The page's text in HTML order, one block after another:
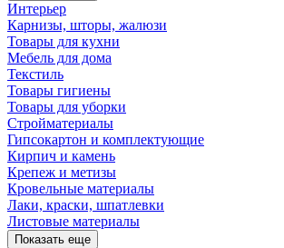
Интерьер
Карнизы, шторы, жалюзи
Товары для кухни
Мебель для дома
Текстиль
Товары гигиены
Товары для уборки
Стройматериалы
Гипсокартон и комплектующие
Кирпич и камень
Крепеж и метизы
Кровельные материалы
Лаки, краски, шпатлевки
Листовые материалы
Показать еще